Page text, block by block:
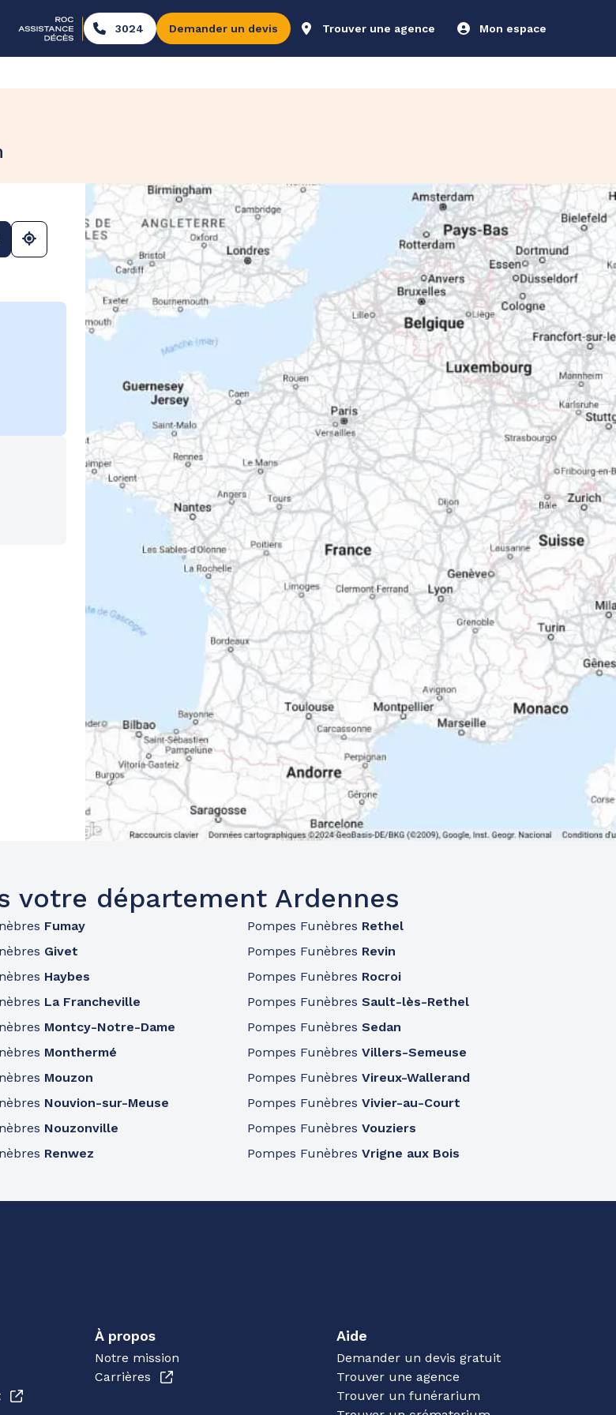
3024 Demander un devis Trouver une agence Mon espace
votre département Ardennes
Fumay
Givet
Haybes
La Francheville
Montcy-Notre-Dame
Monthermé
Mouzon
Nouvion-sur-Meuse
Nouzonville
Renwez
Pompes Funèbres Rethel
Pompes Funèbres Revin
Pompes Funèbres Rocroi
Pompes FunèbresSault-lès-Rethel
Pompes FunèbresSedan
Pompes FunèbresVillers-Semeuse
Pompes FunèbresVireux-Wallerand
Pompes FunèbresVivier-au-Court
Pompes FunèbresVouziers
Pompes FunèbresVrigne aux Bois
À propos
Notre mission
Carrières
Aide
Demander un devis gratuit
Trouver une agence
Trouver un funérarium